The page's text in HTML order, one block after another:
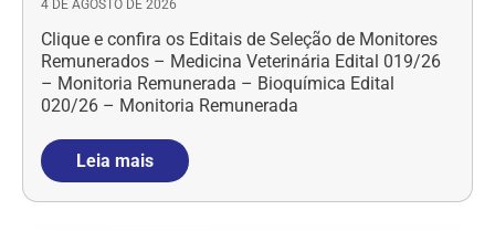
4 DE AGOSTO DE 2026
Clique e confira os Editais de Seleção de Monitores
Remunerados – Medicina Veterinária Edital 019/26
– Monitoria Remunerada – Bioquímica Edital
020/26 – Monitoria Remunerada
Leia mais